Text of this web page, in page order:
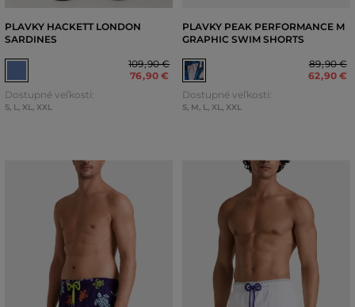
PLAVKY HACKETT LONDON
SARDINES
109,90 €
76,90 €
Dostupné veľkosti:
S, L, XL, XXL
PLAVKY PEAK PERFORMANCE M
GRAPHIC SWIM SHORTS
89,90 €
62,90 €
Dostupné veľkosti:
S, M, L, XL, XXL